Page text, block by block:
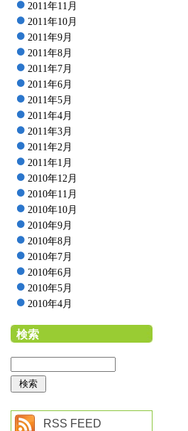
2011年11月
2011年10月
2011年9月
2011年8月
2011年7月
2011年6月
2011年5月
2011年4月
2011年3月
2011年2月
2011年1月
2010年12月
2010年11月
2010年10月
2010年9月
2010年8月
2010年7月
2010年6月
2010年5月
2010年4月
検索
RSS FEED